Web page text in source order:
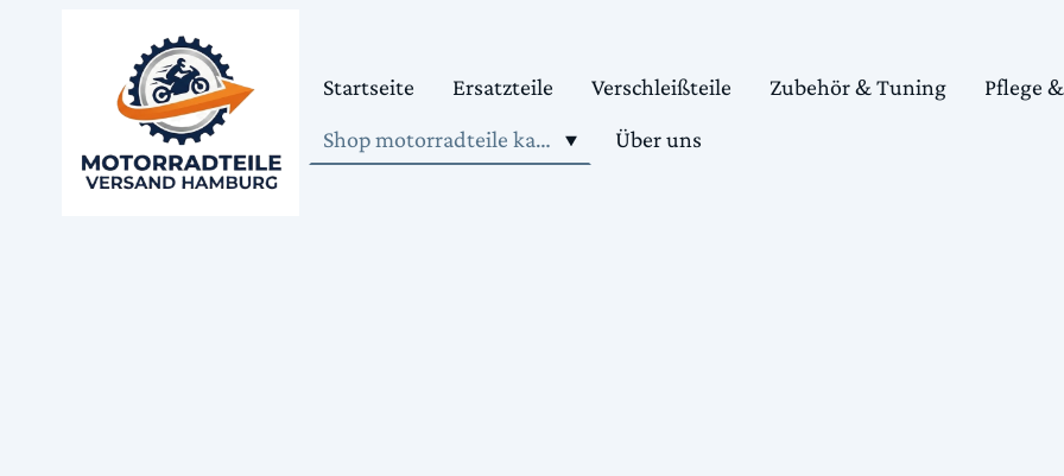
Startseite Ersatzteile Verschleißteile Zubehör & Tuning
Pflege
Shop motorradteile kaufen
Über uns